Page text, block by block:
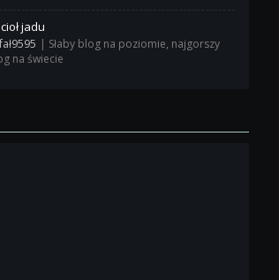
jadu
| Słaby blog na poziomie, najgorszy
na świecie